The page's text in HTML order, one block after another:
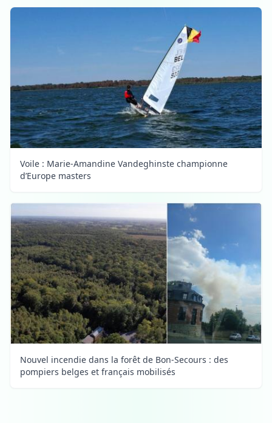
Voile : Marie-Amandine Vandeghinste championne
d’Europe masters
Nouvel incendie dans la forêt de Bon-Secours : des
pompiers belges et français mobilisés